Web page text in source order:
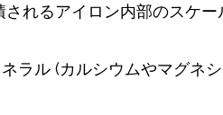
れるアイロン内部のスケ
ラル (カルシウムやマグネ